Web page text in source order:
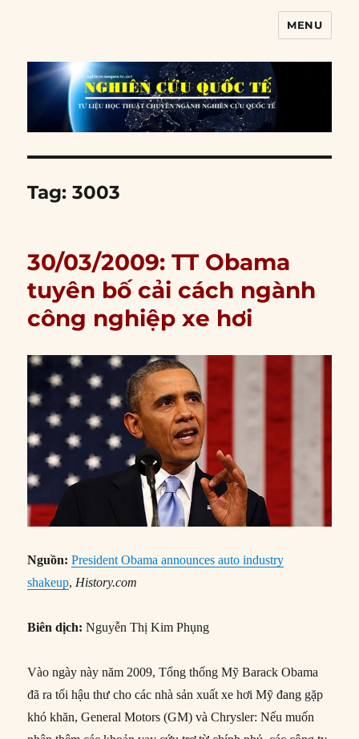
MENU
Tag:3003
30/03/2009: TT Obama
tuyên bố cải cách ngành
công nghiệp xe hơi
Nguồn: President Obama announces auto industry
shakeup, History.com
Biên dịch: Nguyễn Thị Kim Phụng
Vào ngày này năm 2009, Tổng thống Mỹ Barack Obama
đã ra tối hậu thư cho các nhà sản xuất xe hơi Mỹ đang gặp
khó khăn, General Motors (GM) và Chrysler: Nếu muốn